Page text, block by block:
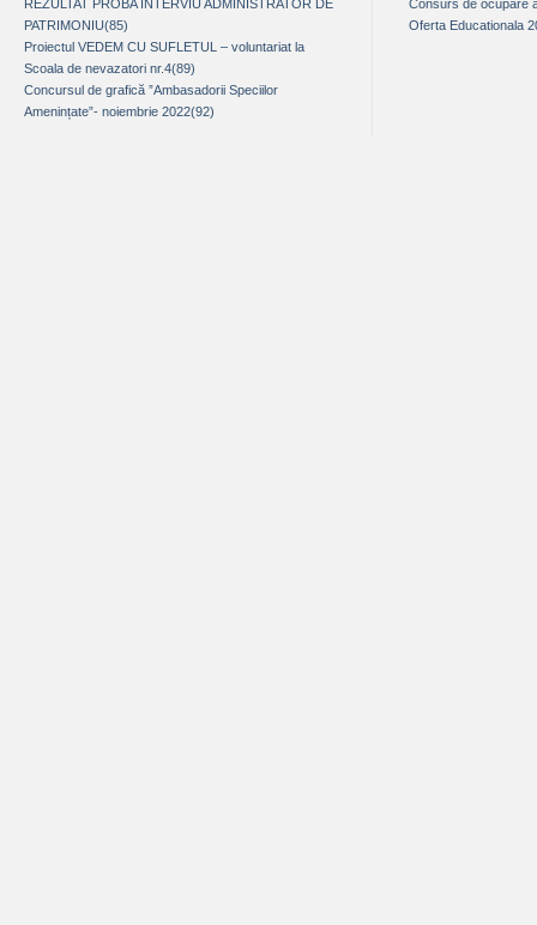
REZULTAT PROBA INTERVIU ADMINISTRATOR DE
PATRIMONIU(85)
Proiectul VEDEM CU SUFLETUL – voluntariat la
Scoala de nevazatori nr.4(89)
Concursul de grafică ”Ambasadorii Speciilor
Amenințate”- noiembrie 2022(92)
Consurs de ocupare
Oferta Educationala